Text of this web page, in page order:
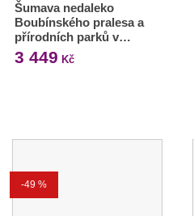
Šumava nedaleko
Boubínského pralesa a
přírodních parků v…
3 449 Kč
-49 %